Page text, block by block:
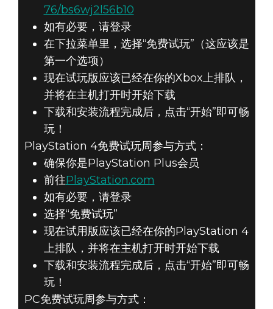
76/bs6wj2l56b10
如有必要，请登录
在下拉菜单里，选择“免费试玩”（这应该是
第一个选项）
现在试玩版应该已经在你的Xbox上排队，
并将在主机打开时开始下载
下载和安装流程完成后，点击“开始”即可畅
玩！
PlayStation 4免费试玩周参与方式：
确保你是PlayStation Plus会员
前往PlayStation.com
如有必要，请登录
选择“免费试玩”
现在试用版应该已经在你的PlayStation 4
上排队，并将在主机打开时开始下载
下载和安装流程完成后，点击“开始”即可畅
玩！
PC免费试玩周参与方式：